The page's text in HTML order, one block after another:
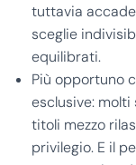
tuttavia
sceglie
equilibrati.
Più opportuno
esclusive:
titoli mezzo
privilegio. E il